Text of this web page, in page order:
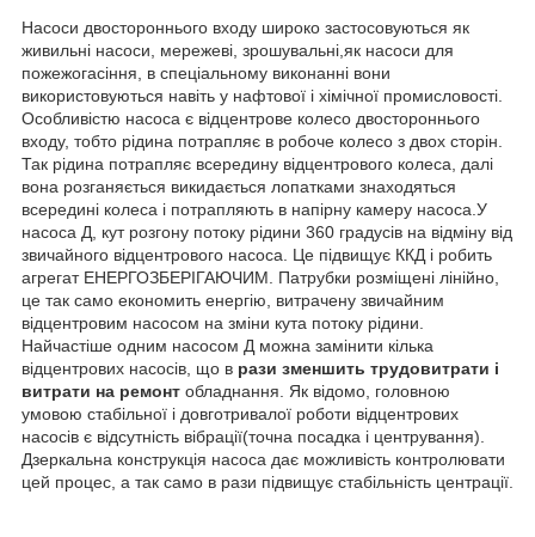
Насоси двостороннього входу широко застосовуються як
живильні насоси, мережеві, зрошувальні,як насоси для
пожежогасіння, в спеціальному виконанні вони
використовуються навіть у нафтової і хімічної промисловості.
Особливістю насоса є відцентрове колесо двостороннього
входу, тобто рідина потрапляє в робоче колесо з двох сторін.
Так рідина потрапляє всередину відцентрового колеса, далі
вона розганяється викидається лопатками знаходяться
всередині колеса і потрапляють в напірну камеру насоса.У
насоса Д, кут розгону потоку рідини 360 градусів на відміну від
звичайного відцентрового насоса. Це підвищує ККД і робить
агрегат ЕНЕРГОЗБЕРІГАЮЧИМ. Патрубки розміщені лінійно,
це так само економить енергію, витрачену звичайним
відцентровим насосом на зміни кута потоку рідини.
Найчастіше одним насосом Д можна замінити кілька
відцентрових насосів, що в рази зменшить трудовитрати і
витрати на ремонт обладнання. Як відомо, головною
умовою стабільної і довготривалої роботи відцентрових
насосів є відсутність вібрації(точна посадка і центрування).
Дзеркальна конструкція насоса дає можливість контролювати
цей процес, а так само в рази підвищує стабільність центрації.